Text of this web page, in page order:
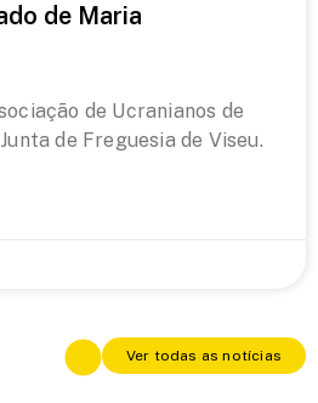
de Maria
de Ucranianos de
de Freguesia de Viseu.
Ver todas as notícias